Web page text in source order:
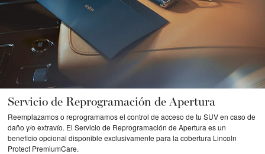
Servicio de Reprogramación de Apertura
Reemplazamos o reprogramamos el control de acceso de tu SUV en caso de
daño y/o extravío. El Servicio de Reprogramación de Apertura es un
beneficio opcional disponible exclusivamente para la cobertura Lincoln
Protect PremiumCare.